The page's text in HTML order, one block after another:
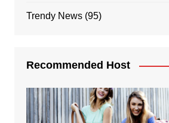
Trendy News(95)
Recommended Host